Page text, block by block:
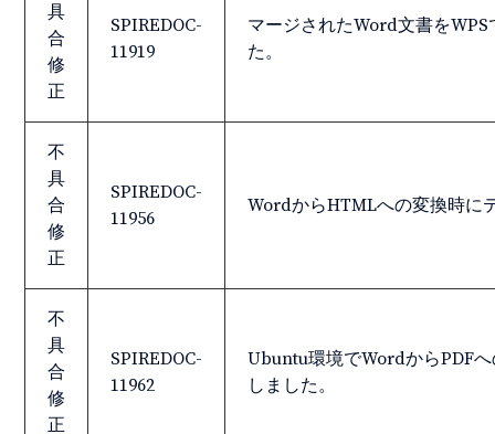
具
合
修
正
SPIREDOC-
11919
マージされたWord文書を
た。
不
具
合
修
正
SPIREDOC-
11956
WordからHTMLへの変換時に
不
具
合
修
正
SPIREDOC-
11962
Ubuntu環境でWordからPDF
しました。